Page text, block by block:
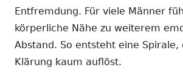
Entfremdung. Für viele Männer
körperliche Nähe zu weiterem
Abstand. So entsteht eine Spirale,
Klärung kaum auflöst.